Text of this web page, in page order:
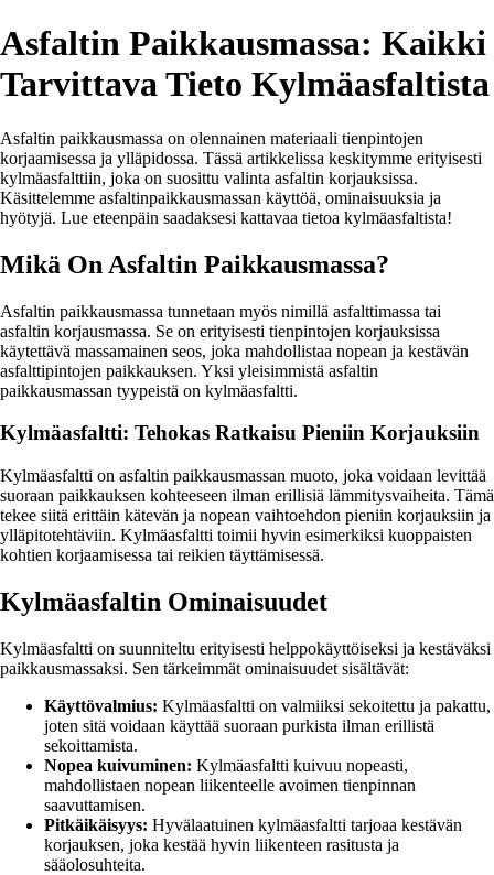
Asfaltin Paikkausmassa: Kaikki
Tarvittava Tieto Kylmäasfaltista
Asfaltin paikkausmassa on olennainen materiaali tienpintojen
korjaamisessa ja ylläpidossa. Tässä artikkelissa keskitymme erityisesti
kylmäasfalttiin, joka on suosittu valinta asfaltin korjauksissa.
Käsittelemme asfaltinpaikkausmassan käyttöä, ominaisuuksia ja
hyötyjä. Lue eteenpäin saadaksesi kattavaa tietoa kylmäasfaltista!
Mikä On Asfaltin Paikkausmassa?
Asfaltin paikkausmassa tunnetaan myös nimillä asfalttimassa tai
asfaltin korjausmassa. Se on erityisesti tienpintojen korjauksissa
käytettävä massamainen seos, joka mahdollistaa nopean ja kestävän
asfalttipintojen paikkauksen. Yksi yleisimmistä asfaltin
paikkausmassan tyypeistä on kylmäasfaltti.
Kylmäasfaltti: Tehokas Ratkaisu Pieniin Korjauksiin
Kylmäasfaltti on asfaltin paikkausmassan muoto, joka voidaan levittää
suoraan paikkauksen kohteeseen ilman erillisiä lämmitysvaiheita. Tämä
tekee siitä erittäin kätevän ja nopean vaihtoehdon pieniin korjauksiin ja
ylläpitotehtäviin. Kylmäasfaltti toimii hyvin esimerkiksi kuoppaisten
kohtien korjaamisessa tai reikien täyttämisessä.
Kylmäasfaltin Ominaisuudet
Kylmäasfaltti on suunniteltu erityisesti helppokäyttöiseksi ja kestäväksi
paikkausmassaksi. Sen tärkeimmät ominaisuudet sisältävät:
Käyttövalmius: Kylmäasfaltti on valmiiksi sekoitettu ja pakattu,
joten sitä voidaan käyttää suoraan purkista ilman erillistä
sekoittamista.
Nopea kuivuminen: Kylmäasfaltti kuivuu nopeasti,
mahdollistaen nopean liikenteelle avoimen tienpinnan
saavuttamisen.
Pitkäikäisyys: Hyvälaatuinen kylmäasfaltti tarjoaa kestävän
korjauksen, joka kestää hyvin liikenteen rasitusta ja
sääolosuhteita.